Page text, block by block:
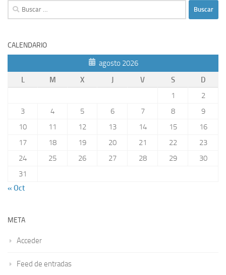
Buscar:
CALENDARIO
agosto 2026
L
M X J V S
D
1
2
3
4 5 6 7 8
9
10
11 12 13 14 15
16
17
18 19 20 21 22
23
24
25 26 27 28 29
30
31
« Oct
META
Acceder
Feed de entradas